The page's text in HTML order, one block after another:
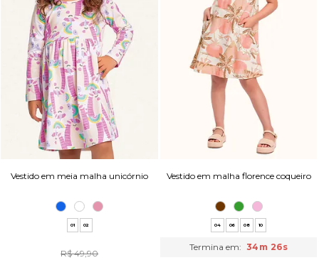
Vestido em meia malha unicórnio
01 02
R$ 49,90
Vestido em malha florence coqueiro
04 06 08 10
Termina em: 34m 25s